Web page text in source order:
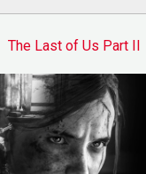
The Last of Us Part II